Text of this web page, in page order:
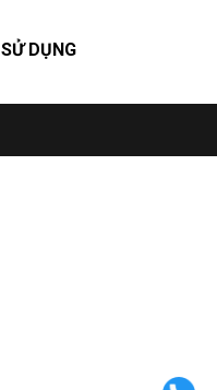
DỤNG